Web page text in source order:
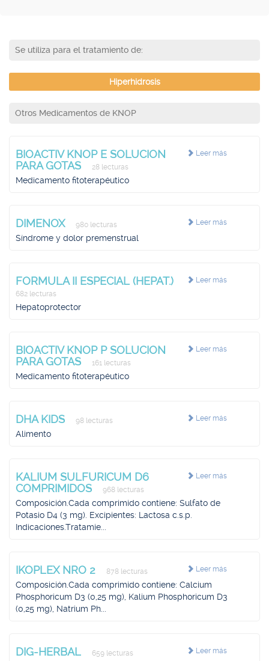
Se utiliza para el tratamiento de:
Hiperhidrosis
Otros Medicamentos de KNOP
Leer más
BIOACTIV KNOP E SOLUCION
PARA GOTAS
28 lecturas
Medicamento fitoterapéutico
Leer más
DIMENOX 980 lecturas
Síndrome y dolor premenstrual
Leer más
FORMULA II ESPECIAL (HEPAT.)
682 lecturas
Hepatoprotector
Leer más
BIOACTIV KNOP P SOLUCION
PARA GOTAS
161 lecturas
Medicamento fitoterapéutico
Leer más
DHA KIDS 98 lecturas
Alimento
Leer más
KALIUM SULFURICUM D6
COMPRIMIDOS
968 lecturas
Composición.Cada comprimido contiene: Sulfato de
Potasio D4 (3 mg). Excipientes: Lactosa c.s.p.
Indicaciones.Tratamie...
Leer más
IKOPLEX NRO 2 878 lecturas
Composición.Cada comprimido contiene: Calcium
Phosphoricum D3 (0,25 mg), Kalium Phosphoricum D3
(0,25 mg), Natrium Ph...
Leer más
DIG-HERBAL 659 lecturas